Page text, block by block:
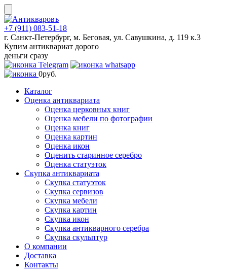
Skip
to
content
+7 (911) 083-51-18
г. Санкт-Петербург, м. Беговая, ул. Савушкина, д. 119 к.3
Купим антиквариат дорого
деньги сразу
0руб.
Каталог
Оценка антиквариата
Оценка церковных книг
Оценка мебели по фотографии
Оценка книг
Оценка картин
Оценка икон
Оценить старинное серебро
Оценка статуэток
Скупка антиквариата
Скупка статуэток
Скупка сервизов
Скупка мебели
Скупка картин
Скупка икон
Скупка антикварного серебра
Скупка скульптур
О компании
Доставка
Контакты